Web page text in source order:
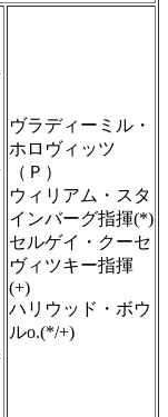
ヴラディーミル・
ホロヴィッツ
（Ｐ）
ウィリアム・スタ
インバーグ指揮(*)
セルゲイ・クーセ
ヴィツキー指揮
(+)
ハリウッド・ボウ
ルo.(*/+)